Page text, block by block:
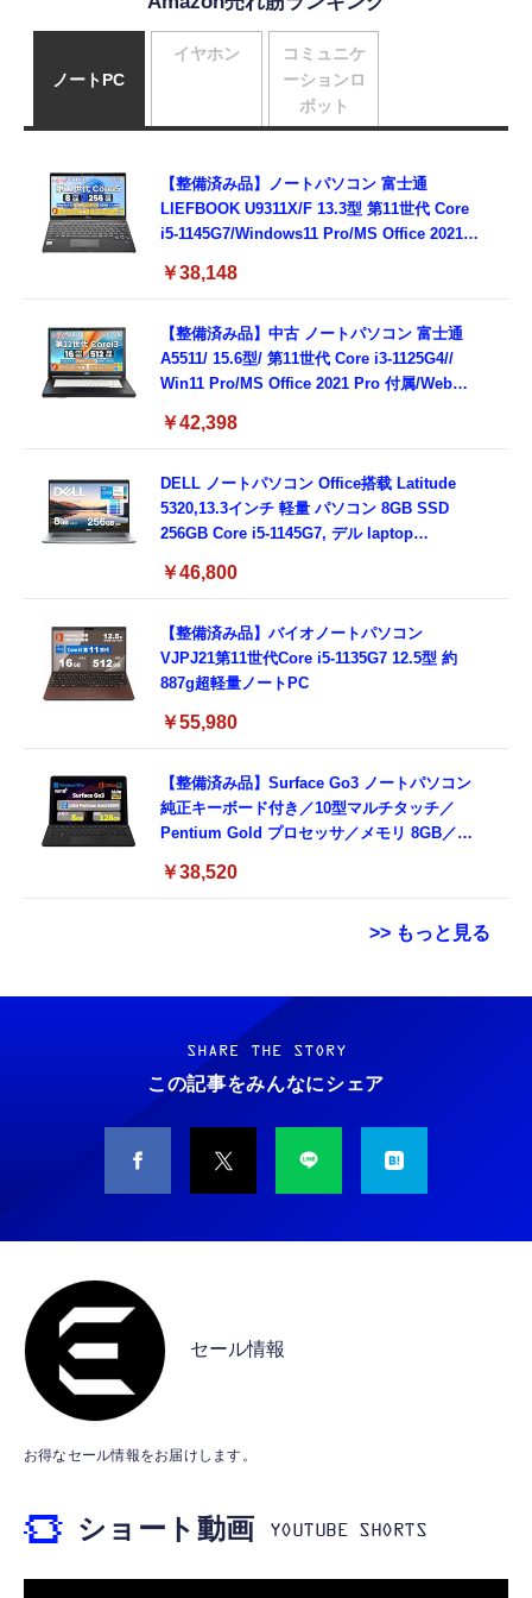
ノートPC
【整備済み品】ノートパソコン 富士通
LIEFBOOK U9311X/F 13.3型 第11世代 Core
i5-1145G7/Windows11 Pro/MS Office 2021搭
Type-C/360度回転対応/有線静音マウス付
8GB,SSD256GB)
￥38,148
【整備済み品】中古 ノートパソコン 富士通
A5511/ 15.6型/ 第11世代 Core i3-1125G4//
Win11 Pro/MS Office 2021 Pro 付属/Webカ
3.0)/ 有線静音マウス付属/ 180日保証（メモリ
￥42,398
DELL ノートパソコン Office搭载 Latitude
5320,13.3インチ 軽量 パソコン 8GB SSD
256GB Core i5-1145G7, デル laptop
ド付き (整備済み品)
￥46,800
【整備済み品】バイオノートパソコン
VJPJ21第11世代Core i5-1135G7 12.5型 約
887g超軽量ノートPC
￥55,980
【整備済み品】Surface Go3 ノートパソコン
純正キーボード付き／10型マルチタッチ／
Pentium Gold プロセッサ／メモリ 8GB／
Bluetooth5.0／USB-C／1080p顔認証カメラ
￥38,520
>> もっと見る
イヤホン
Grithope イヤホン タイプC【2026新モデル
耐久性】 有線イヤホン マイク付き HiFi音質
ノイズ低減 重低音 遅延なし
￥949
タイプc 寝ホンイヤホン 寝ホン type-c 有線
睡眠用イヤホン 【音質強化バージョン
￥2,199
MFi認証 【ハイレゾ音質】 内蔵DAC 遅延な
し 48ビット/96KHz 音量調節対応
【HIFI音質】iphone イヤホンジャック ライ
￥999
コミュニケ
ーションロ
ボット
霊界コミュニケーションロボット BAKETAN
WARASHI ばけたん ワラシ 改 KAI
￥5,400
M10SR AIペット（コミュニケーションロボッ
ト）
ット）
￥53,900
霊界コミュニケーションロボット BAKETAN
￥5,400
【ペットロボット 】lopeto AI robot チャー
SHARE THE STORY
この記事をみんなにシェア
セール情報
お得なセール情報をお届けします。
ショート動画